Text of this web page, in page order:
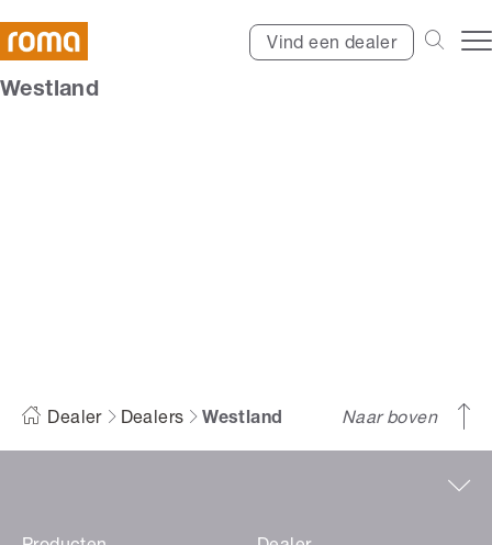
Vind een dealer
Westland
Dealer Dealers Westland Naar boven